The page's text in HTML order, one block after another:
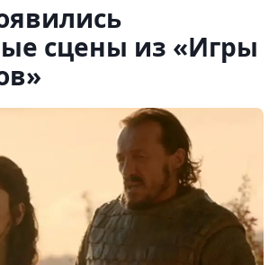
сцены из «Игры